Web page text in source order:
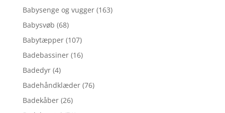
Babysenge og vugger (163)
Babysvøb (68)
Babytæpper (107)
Badebassiner (16)
Badedyr (4)
Badehåndklæder (76)
Badekåber (26)